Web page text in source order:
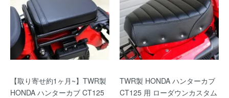
【取り寄せ約1ヶ月~】TWR製
HONDA ハンターカブ CT125
TWR製 HONDA ハンターカブ
CT125 用 ローダウンカスタム